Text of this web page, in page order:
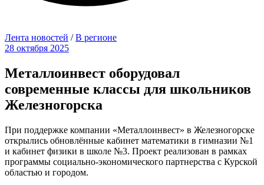
Лента новостей /В регионе
28 октября 2025
Металлоинвест оборудовал
современные классы для школьников
Железногорска
При поддержке компании «Металлоинвест» в Железногорске
открылись обновлённые кабинет математики в гимназии №1
и кабинет физики в школе №3. Проект реализован в рамках
программы социально-экономического партнерства с Курской
областью и городом.